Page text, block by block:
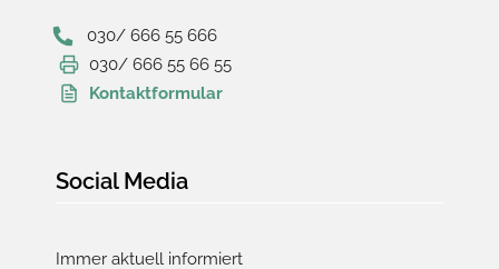
030/ 666 55 666
030/ 666 55 66 55
Kontaktformular
Social Media
Immer aktuell informiert